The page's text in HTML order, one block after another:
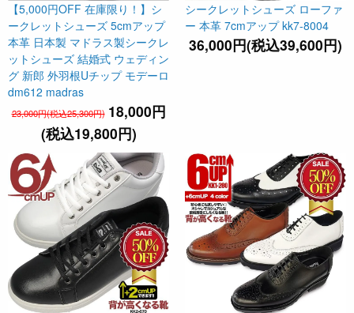
【5,000円OFF 在庫限り！】シ
ークレットシューズ 5cmアップ
本革 日本製 マドラス製シークレ
ットシューズ 結婚式 ウェディン
グ 新郎 外羽根Uチップ モデーロ
dm612 madras
23,000円(税込25,300円) 18,000円
(税込19,800円)
シークレットシューズ ローファ
ー 本革 7cmアップ kk7-8004
36,000円(税込39,600円)